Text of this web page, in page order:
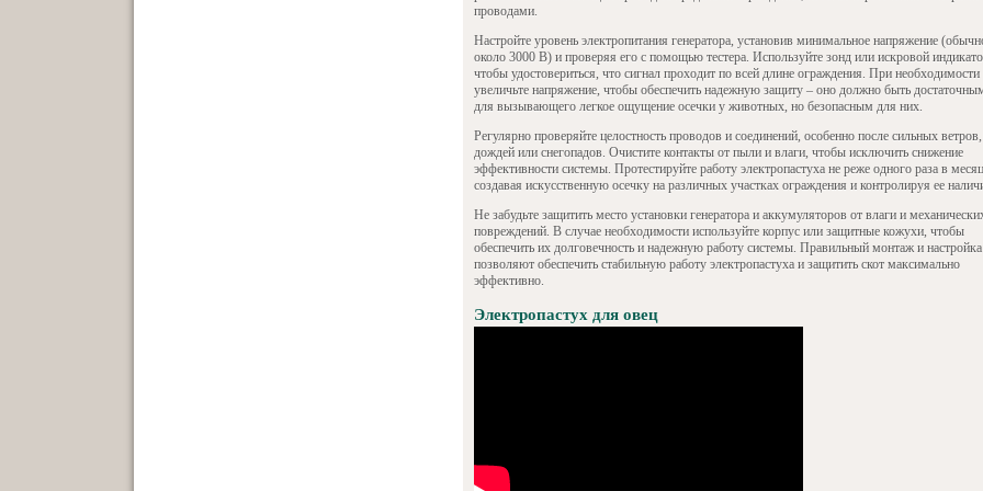
проводами.
Настройте уровень электропитания генератора, установив минимальное напряжение
около 3000 В) и проверяя его с помощью тестера. Используйте зонд или искровой
чтобы удостовериться, что сигнал проходит по всей длине ограждения. При необходимости
увеличьте напряжение, чтобы обеспечить надежную защиту – оно должно быть
для вызывающего легкое ощущение осечки у животных, но безопасным для них.
Регулярно проверяйте целостность проводов и соединений, особенно после сильных ветров,
дождей или снегопадов. Очистите контакты от пыли и влаги, чтобы исключить снижение
эффективности системы. Протестируйте работу электропастуха не реже одного раза в
создавая искусственную осечку на различных участках ограждения и контролируя ее
Не забудьте защитить место установки генератора и аккумуляторов от влаги и
повреждений. В случае необходимости используйте корпус или защитные кожухи, чтобы
обеспечить их долговечность и надежную работу системы. Правильный монтаж и настройка
позволяют обеспечить стабильную работу электропастуха и защитить скот максимально
эффективно.
Электропастух для овец